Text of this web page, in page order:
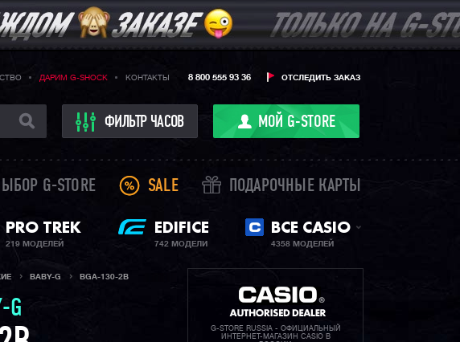
ДАРИМ G-SHOCK КОНТАКТЫ ОТСЛЕДИТЬ ЗАКАЗ
8 800 555 93 36
ФИЛЬТР ЧАСОВ МОЙ G-STORE
G-STORE SALE ПОДАРОЧНЫЕ КАРТЫ
PRO TREK
219 МОДЕЛЕЙ
EDIFICE
742 МОДЕЛИ
ВСЕ CASIO
4358 МОДЕЛЕЙ
BABY-G BGA-130-2B
G
G-STORE RUSSIA - ОФИЦИАЛЬНЫЙ
ИНТЕРНЕТ-МАГАЗИН CASIO В